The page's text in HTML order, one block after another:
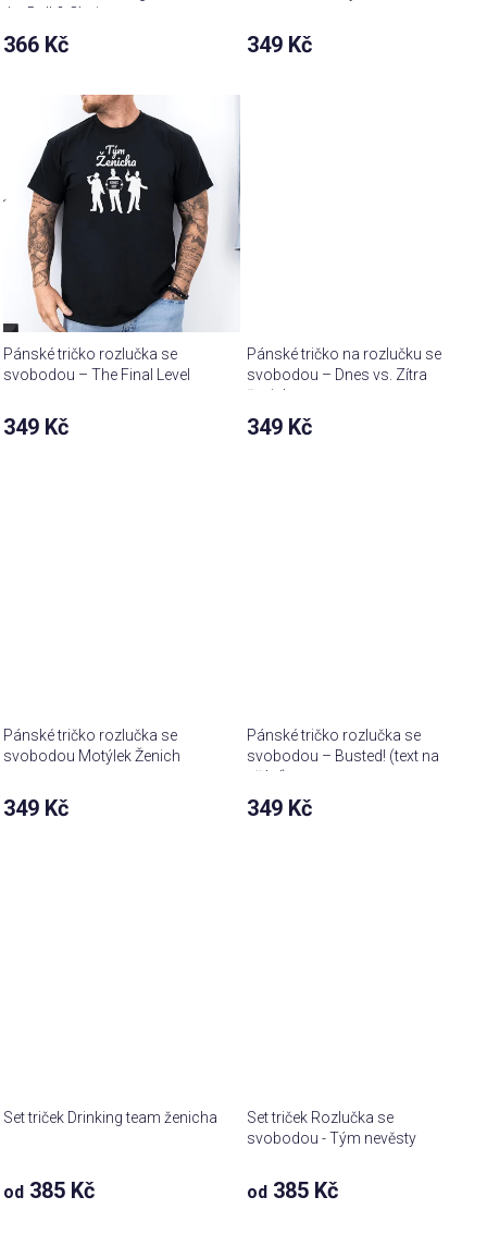
the Ball & Chain
366 Kč 349 Kč
Pánské tričko rozlučka se
svobodou – The Final Level
349 Kč
Pánské tričko na rozlučku se
svobodou – Dnes vs. Zítra
ženich
349 Kč
Pánské tričko rozlučka se
svobodou Motýlek Ženich
349 Kč
Pánské tričko rozlučka se
svobodou – Busted! (text na
přání)
349 Kč
Set triček Drinking team ženicha
od 385 Kč
Set triček Rozlučka se
svobodou - Tým nevěsty
od 385 Kč